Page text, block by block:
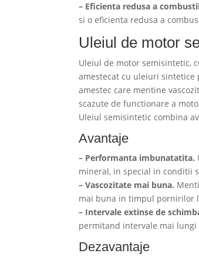
– Eficienta redusa a
si o eficienta redusa a
Uleiul de motor
Uleiul de motor semisintetic,
amestecat cu uleiuri
amestec care mentine
scazute de functionare a
Uleiul semisintetic combina
Avantaje
– Performanta imbunatatita.
mineral, in special in conditii
– Vascozitate mai buna.
mai buna in timpul pornirilor
– Intervale extinse de
permitand intervale mai
Dezavantaje